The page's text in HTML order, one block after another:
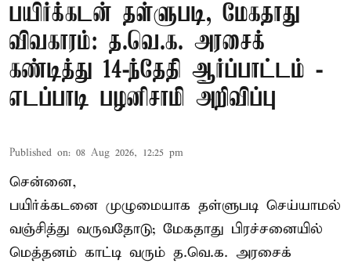
பயிர்க்கடன் தள்ளுபடி, மேகதாது
விவகாரம்: த.வெ.க. அரசைக்
கண்டித்து 14-ந்தேதி ஆர்ப்பாட்டம் -
எடப்பாடி பழனிசாமி அறிவிப்பு
Published on: 08 Aug 2026, 12:25 pm
சென்னை,
பயிர்க்கடனை முழுமையாக தள்ளுபடி செய்யாமல்
வஞ்சித்து வருவதோடு; மேகதாது பிரச்சனையில்
மெத்தனம் காட்டி வரும் த.வெ.க. அரசைக்